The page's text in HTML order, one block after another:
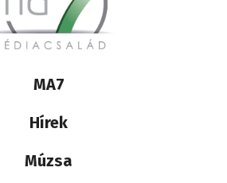
Lábléc
médiacsalád
MA7
Hírek
Múzsa